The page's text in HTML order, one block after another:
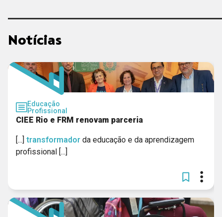
GERAR
Notícias
Educação
Profissional
CIEE Rio e FRM renovam parceria
[...] transformador da educação e da aprendizagem
profissional [...]